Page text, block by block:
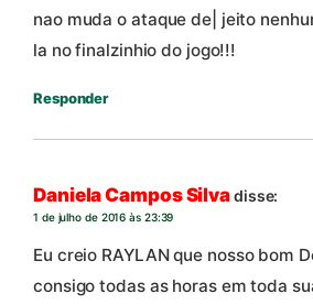
nao muda o ataque de| jeito
la no finalzinhio do jogo!!!
Responder
Daniela Campos Silvadisse:
1 de julho de 2016 às 23:39
Eu creio RAYLAN que nosso bom
consigo todas as horas em toda